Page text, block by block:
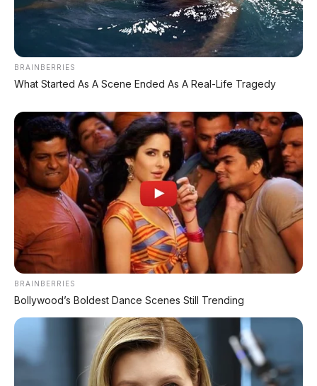
REKOMENDASI UNTUK ANDA
⚡ Leapmotor B01: Sedan Listrik Kompak
800V dengan Range 670 Km
⚡ Huawei AITO M9: SUV Premium 903
HP dengan Teknologi Huawei Full-Stack
⚡ Purbaya "Ancam" Toyota di GIIAS:
Pindah Pabrik dari Thailand atau Kena
Pajak!
⚡ Leapmotor A05: Hatchback Listrik
Kompak dengan Opsi LiDAR & Range 510
Km
⚡ Land Rover Freelander 8: SUV
Premium EREV Mewah 6 Kursi Siap
Masuk Indonesia
BRAINBERRIES
What Started As A Scene Ended As A Real-Life Tragedy
BRAINBERRIES
Bollywood’s Boldest Dance Scenes Still Trending